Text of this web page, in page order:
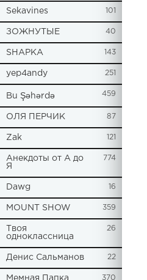
Sekavines 101
ЗОЖНУТЫЕ 40
SHAPKA 143
yep4andy 251
Bu Şəhərdə 459
ОЛЯ ПЕРЧИК 87
Zak 121
Анекдоты от А до
Я
774
Dawg 16
MOUNT SHOW 359
Твоя
одноклассница
26
Денис Сальманов 22
Мемная Папка 370